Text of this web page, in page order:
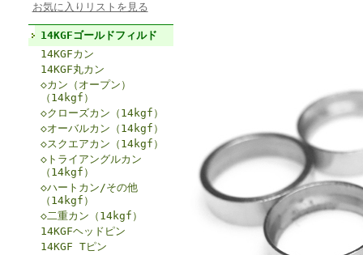
お気に入りリストを見る
14KGFゴールドフィルド
14KGFカン
14KGF丸カン
◇カン（オープン）
（14kgf）
◇クローズカン（14kgf）
◇オーバルカン（14kgf）
◇スクエアカン（14kgf）
◇トライアングルカン
（14kgf）
◇ハートカン/その他
（14kgf）
◇二重カン（14kgf）
14KGFヘッドピン
14KGF Tピン